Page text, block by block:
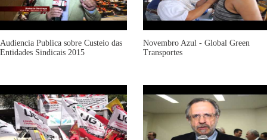
Audiencia Publica sobre Custeio das
Entidades Sindicais 2015
Novembro Azul - Global Green
Transportes